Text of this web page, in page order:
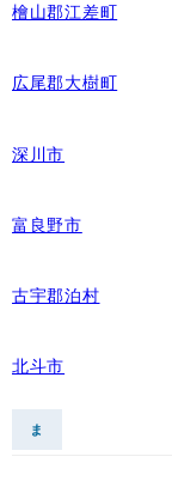
檜山郡江差町
広尾郡大樹町
深川市
富良野市
古宇郡泊村
北斗市
ま